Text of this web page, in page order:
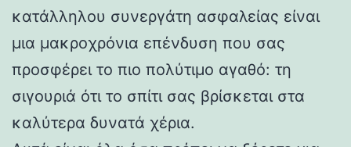
κατάλληλου συνεργάτη ασφαλείας είναι
μια μακροχρόνια επένδυση που σας
προσφέρει το πιο πολύτιμο αγαθό: τη
σιγουριά ότι το σπίτι σας βρίσκεται στα
καλύτερα δυνατά χέρια.